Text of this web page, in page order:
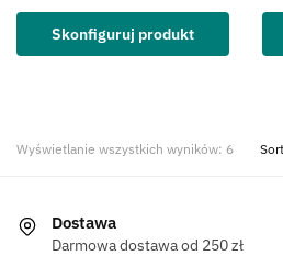
Skonfiguruj produkt
Wyświetlanie wszystkich wyników: 6
Dostawa
Darmowa dostawa od 250 zł